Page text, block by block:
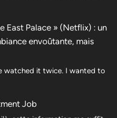
East Palace » (Netflix) : un
envoûtante, mais
watched it twice. I wanted to
Job